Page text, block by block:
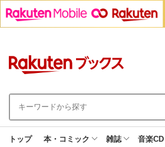
トップ 本・コミック 雑誌 音楽CD